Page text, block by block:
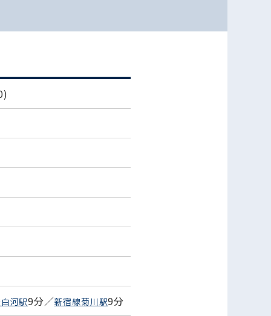
河駅9分／新宿線菊川駅9分